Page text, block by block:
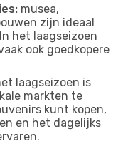
musea,
zijn ideaal
het laagseizoen
ook goedkopere
laagseizoen is
markten te
kunt kopen,
en het dagelijks